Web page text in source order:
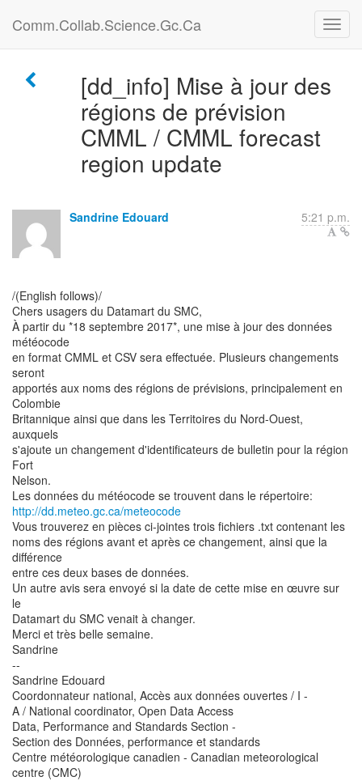
Comm.Collab.Science.Gc.Ca
[dd_info] Mise à jour des
régions de prévision
CMML / CMML forecast
region update
Sandrine Edouard 5:21 p.m.
/(English follows)/
Chers usagers du Datamart du SMC,
À partir du *18 septembre 2017*, une mise à jour des données
météocode
en format CMML et CSV sera effectuée. Plusieurs changements
seront
apportés aux noms des régions de prévisions, principalement en
Colombie
Britannique ainsi que dans les Territoires du Nord-Ouest,
auxquels
s'ajoute un changement d'identificateurs de bulletin pour la région
Fort
Nelson.
http://dd.meteo.gc.ca/meteocode
Vous trouverez en pièces ci-jointes trois fichiers .txt contenant les
noms des régions avant et après ce changement, ainsi que la
différence
entre ces deux bases de données.
Un autre avis sera envoyé si la date de cette mise en œuvre sur
le
Datamart du SMC venait à changer.
Merci et très belle semaine.
Sandrine
--
Sandrine Edouard
Coordonnateur national, Accès aux données ouvertes / I -
A / National coordinator, Open Data Access
Data, Performance and Standards Section -
Section des Données, performance et standards
Centre météorologique canadien - Canadian meteorological
centre (CMC)